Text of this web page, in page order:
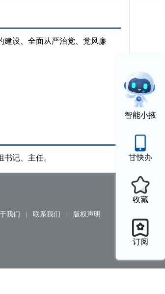
智能小掖
甘快办
收藏
订阅
建设、全面从严治党、党风廉
记、 主任。